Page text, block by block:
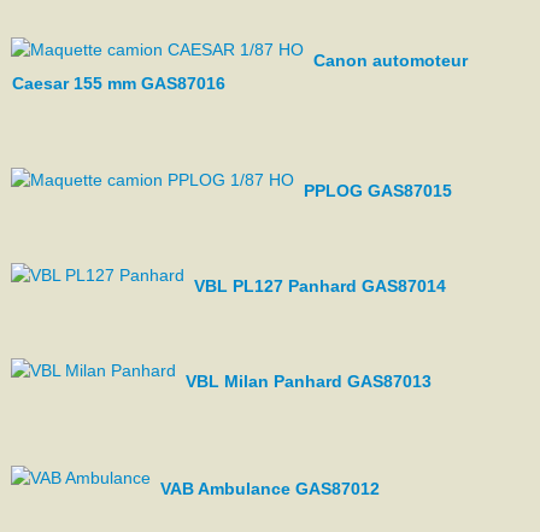
Canon automoteur
Caesar 155 mm GAS87016
PPLOG GAS87015
VBL PL127 Panhard GAS87014
VBL Milan Panhard GAS87013
VAB Ambulance GAS87012